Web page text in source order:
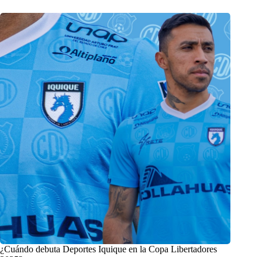
¿Cuándo debuta Deportes Iquique en la Copa Libertadores